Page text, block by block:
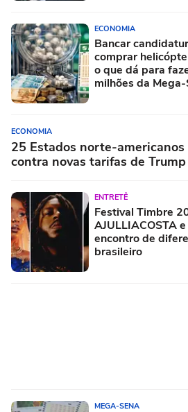
ECONOMIA
Bancar
comprar
o que dá para
milhões da Mega-
ECONOMIA
25 Estados norte-
contra novas tarifas de Trump
ENTRETÊ
Festival Timbre
AJULLIACOSTA
encontro de
brasileiro
MEGA-SENA